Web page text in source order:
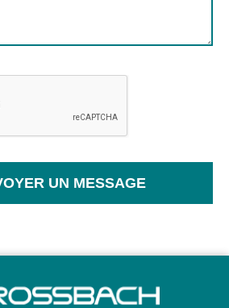
UN MESSAGE